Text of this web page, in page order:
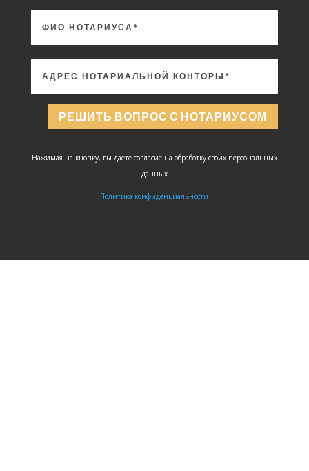
РЕШИТЬ ВОПРОС С НОТАРИУСОМ
Нажимая на кнопку, вы даете согласие на обработку своих персональных
данных
Политика конфиденциальности